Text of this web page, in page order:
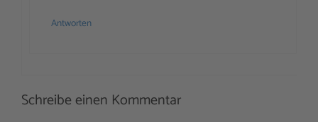
Antworten
Schreibe einen Kommentar